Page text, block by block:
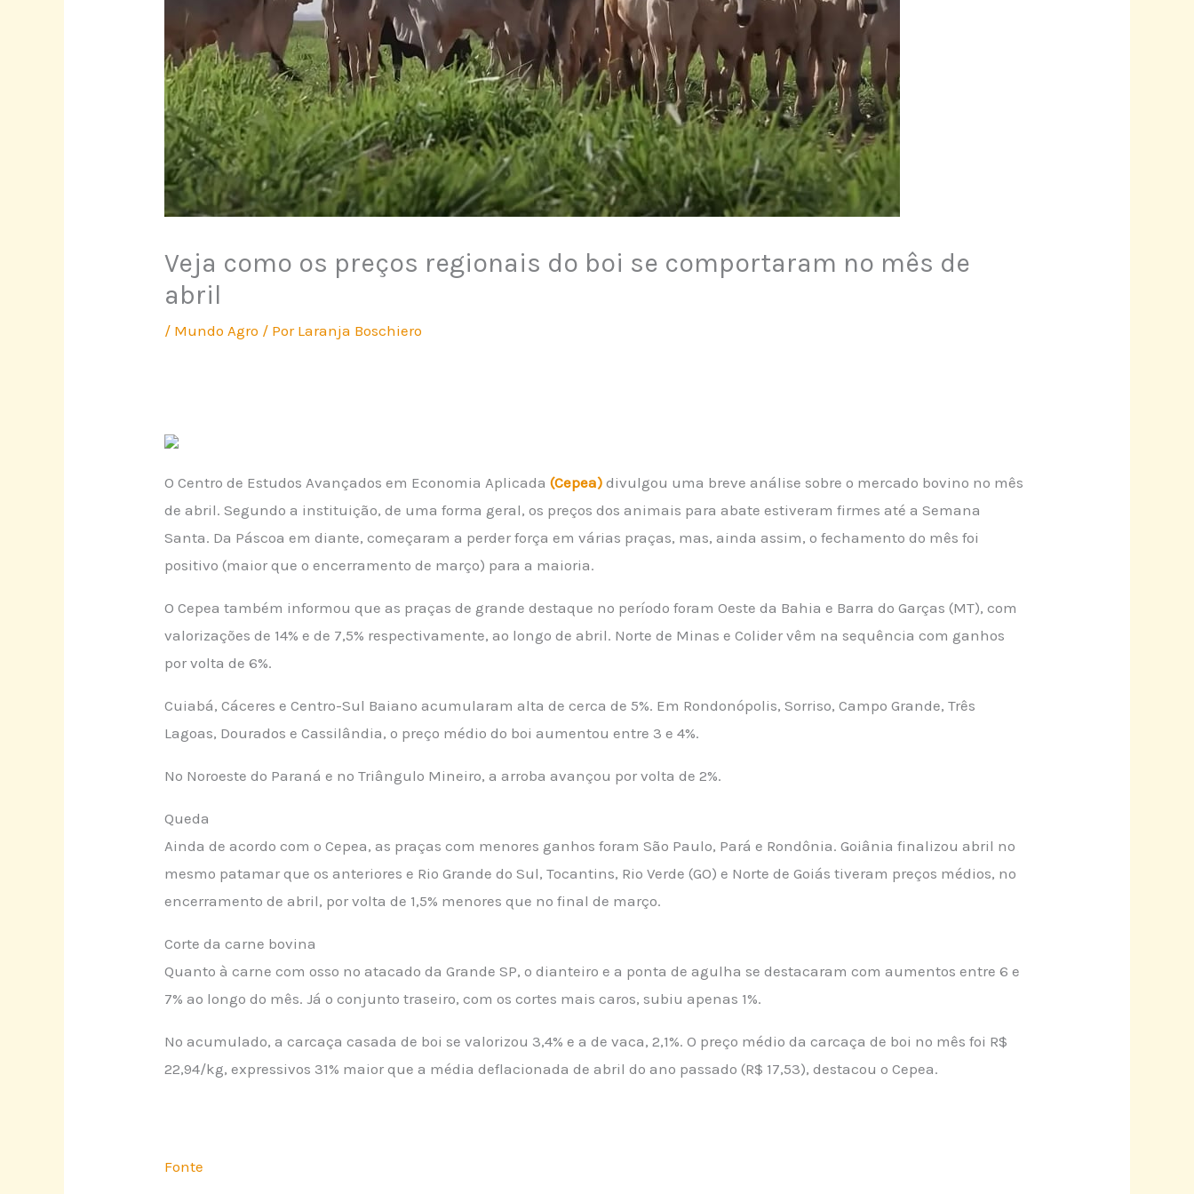
Veja como os preços regionais do boi se comportaram no mês de
abril
/ Mundo Agro / Por Laranja Boschiero
O Centro de Estudos Avançados em Economia Aplicada(Cepea) divulgou uma breve análise sobre o mercado bovino no mês
de abril. Segundo a instituição, de uma forma geral, os preços dos animais para abate estiveram firmes até a Semana
Santa. Da Páscoa em diante, começaram a perder força em várias praças, mas, ainda assim, o fechamento do mês foi
positivo (maior que o encerramento de março) para a maioria.
O Cepea também informou que as praças de grande destaque no período foram Oeste da Bahia e Barra do Garças (MT), com
valorizações de 14% e de 7,5% respectivamente, ao longo de abril. Norte de Minas e Colider vêm na sequência com ganhos
por volta de 6%.
Cuiabá, Cáceres e Centro-Sul Baiano acumularam alta de cerca de 5%. Em Rondonópolis, Sorriso, Campo Grande, Três
Lagoas, Dourados e Cassilândia, o preço médio do boi aumentou entre 3 e 4%.
No Noroeste do Paraná e no Triângulo Mineiro, a arroba avançou por volta de 2%.
Queda
Ainda de acordo com o Cepea, as praças com menores ganhos foram São Paulo, Pará e Rondônia. Goiânia finalizou abril no
mesmo patamar que os anteriores e Rio Grande do Sul, Tocantins, Rio Verde (GO) e Norte de Goiás tiveram preços médios, no
encerramento de abril, por volta de 1,5% menores que no final de março.
Corte da carne bovina
Quanto à carne com osso no atacado da Grande SP, o dianteiro e a ponta de agulha se destacaram com aumentos entre 6 e
7% ao longo do mês. Já o conjunto traseiro, com os cortes mais caros, subiu apenas 1%.
No acumulado, a carcaça casada de boi se valorizou 3,4% e a de vaca, 2,1%. O preço médio da carcaça de boi no mês foi R$
22,94/kg, expressivos 31% maior que a média deflacionada de abril do ano passado (R$ 17,53), destacou o Cepea.
Fonte